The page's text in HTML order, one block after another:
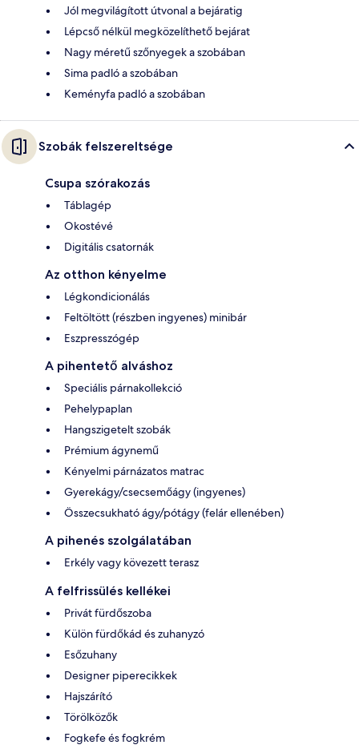
Jól megvilágított útvonal a bejáratig
Lépcső nélkül megközelíthető bejárat
Nagy méretű szőnyegek a szobában
Sima padló a szobában
Keményfa padló a szobában
Szobák felszereltsége
Csupa szórakozás
Táblagép
Okostévé
Digitális csatornák
Az otthon kényelme
Légkondicionálás
Feltöltött (részben ingyenes) minibár
Eszpresszógép
A pihentető alváshoz
Speciális párnakollekció
Pehelypaplan
Hangszigetelt szobák
Prémium ágynemű
Kényelmi párnázatos matrac
Gyerekágy/csecsemőágy (ingyenes)
Összecsukható ágy/pótágy (felár ellenében)
A pihenés szolgálatában
Erkély vagy kövezett terasz
A felfrissülés kellékei
Privát fürdőszoba
Külön fürdőkád és zuhanyzó
Esőzuhany
Designer piperecikkek
Hajszárító
Törölközők
Fogkefe és fogkrém